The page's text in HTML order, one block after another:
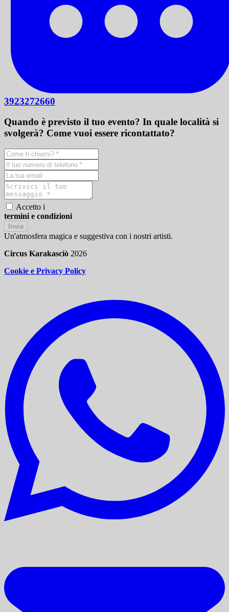
3923272660
Quando è previsto il tuo evento? In quale località si
svolgerà? Come vuoi essere ricontattato?
Accetto i
termini e condizioni
Invia
Un'atmosfera magica e suggestiva con i nostri artisti.
Circus Karakasciò 2026
Cookie e Privacy Policy